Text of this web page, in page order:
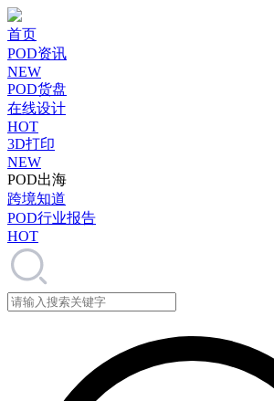
首页
POD资讯
NEW
POD货盘
在线设计
HOT
3D打印
NEW
POD出海
跨境知道
POD行业报告
HOT